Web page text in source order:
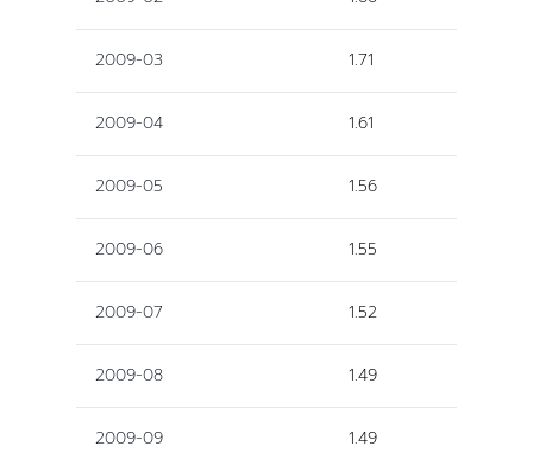
2009-03 1.71
2009-04 1.61
2009-05 1.56
2009-06 1.55
2009-07 1.52
2009-08 1.49
2009-09 1.49